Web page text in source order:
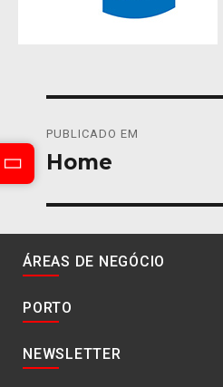
de
PUBLICADO EM
Home
ÁREAS DE NEGÓCIO
PORTO
NEWSLETTER